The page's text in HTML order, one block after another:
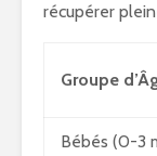
récupérer
Groupe
Bébés (0-3